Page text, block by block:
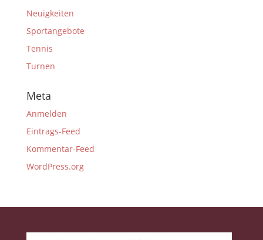
Neuigkeiten
Sportangebote
Tennis
Turnen
Meta
Anmelden
Eintrags-Feed
Kommentar-Feed
WordPress.org